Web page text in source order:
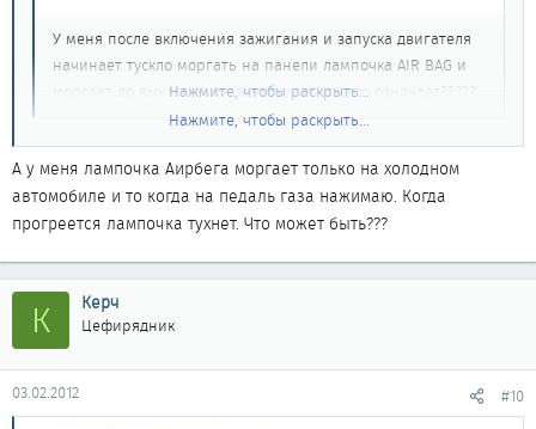
У меня после включения зажигания и запуска двигателя
начинает тускло моргать на панели лампочка AIR BAG и
моргает до выключения зажигания.Что это означает?????
Нажмите, чтобы раскрыть...
имено в системе Аирбег не работает. при нормальной работе
после того как поворачиваеш ключь лампочка 5 сек горит и
тухнет.
Нажмите, чтобы раскрыть...
А у меня лампочка Аирбега моргает только на холодном
автомобиле и то когда на педаль газа нажимаю. Когда
прогреется лампочка тухнет. Что может быть???
К Керч
Цефирядник
03.02.2012 #10